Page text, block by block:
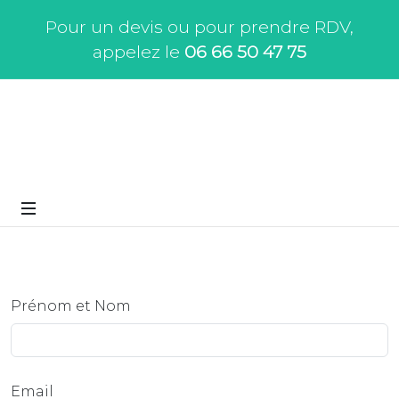
Pour un devis ou pour prendre RDV,
appelez le 06 66 50 47 75
Prénom et Nom
Email